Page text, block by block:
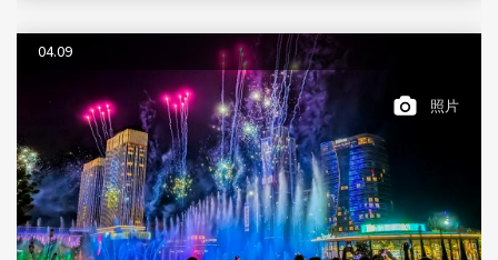
04.09
照片